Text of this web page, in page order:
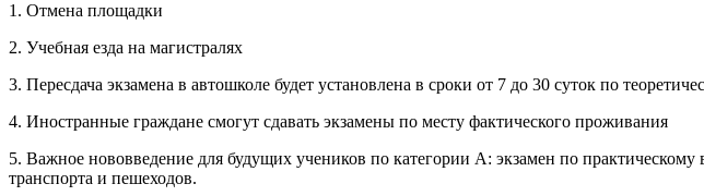
1. Отмена площадки
2. Учебная езда на магистралях
3. Пересдача экзамена в автошколе будет установлена в сроки от 7 до 30 суток по
4. Иностранные граждане смогут сдавать экзамены по месту фактического проживания
5. Важное нововведение для будущих учеников по категории A: экзамен по
транспорта и пешеходов.